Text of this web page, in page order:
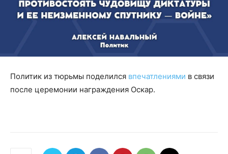
Политик из тюрьмы поделился впечатлениями в связи
после церемонии награждения Оскар.